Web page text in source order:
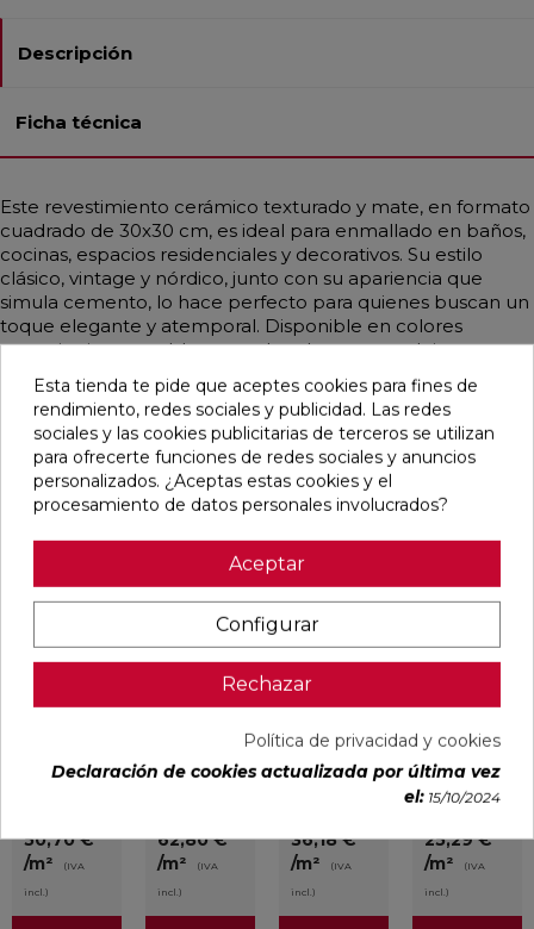
Descripción
Ficha técnica
Este revestimiento cerámico texturado y mate, en formato
cuadrado de 30x30 cm, es ideal para enmallado en baños,
cocinas, espacios residenciales y decorativos. Su estilo
clásico, vintage y nórdico, junto con su apariencia que
simula cemento, lo hace perfecto para quienes buscan un
toque elegante y atemporal. Disponible en colores
mayoritariamente blancos y dorados, este azulejo no
rectificado ofrece una opción monocolor que se adapta a
diversas estéticas y ambientes.
Pensamos que te puede interesar
Baldocer
50,70 €
/m²
(IVA
incl.)
RECTIFICADO
Ref:
Baldocer
62,80 €
/m²
(IVA
incl.)
favorite
IMPULSE
RECTIFICADO
Ref:
Colorker
36,18 €
/m²
(IVA
incl.)
29,5X59,5
Ref:
25,29 €
/m²
(IVA
incl.)
Esta tienda te pide que aceptes cookies para fines de
rendimiento, redes sociales y publicidad. Las redes
sociales y las cookies publicitarias de terceros se utilizan
para ofrecerte funciones de redes sociales y anuncios
personalizados. ¿Aceptas estas cookies y el
procesamiento de datos personales involucrados?
Aceptar
Configurar
Rechazar
Política de privacidad y cookies
Declaración de cookies actualizada por última vez
el: 15/10/2024